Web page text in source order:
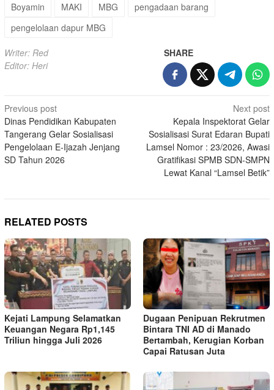
Boyamin MAKI MBG
pengadaan barang
pengelolaan dapur MBG
Writer: Red
Editor: Heri
SHARE
Post
navigation
Previous post
Dinas Pendidikan Kabupaten
Tangerang Gelar Sosialisasi
Pengelolaan E-Ijazah Jenjang
SD Tahun 2026
Next post
Kepala Inspektorat Gelar
Sosialisasi Surat Edaran Bupati
Lamsel Nomor : 23/2026, Awasi
Gratifikasi SPMB SDN-SMPN
Lewat Kanal “Lamsel Betik”
RELATED POSTS
Kejati Lampung Selamatkan
Keuangan Negara Rp1,145
Triliun hingga Juli 2026
Dugaan Penipuan Rekrutmen
Bintara TNI AD di Manado
Bertambah, Kerugian Korban
Capai Ratusan Juta